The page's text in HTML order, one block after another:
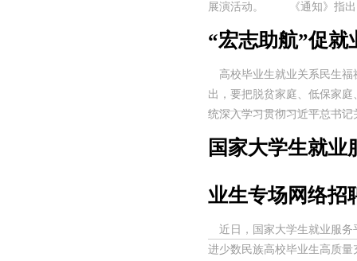
展演活动。 《通知》指出
“宏志助航”促就
高校毕业生就业关系民生福
出，要把脱贫家庭、低保家
统深入学习贯彻习近平总书记
国家大学生就业
业生专场网络招
近日，国家大学生就业服务
进少数民族高校毕业生高质量